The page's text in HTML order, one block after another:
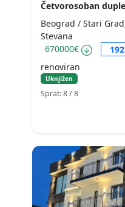
Beograd / Stari
Stevana
670000€
renoviran
Uknjižen
Sprat: 8 / 8